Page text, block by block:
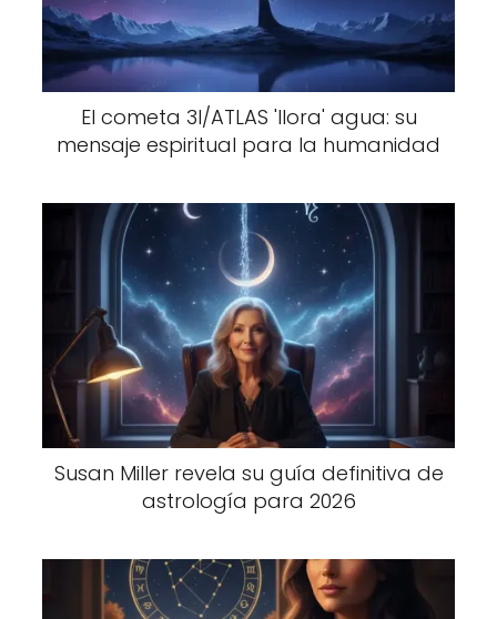
El cometa 3I/ATLAS 'llora' agua: su
mensaje espiritual para la humanidad
Susan Miller revela su guía definitiva de
astrología para 2026